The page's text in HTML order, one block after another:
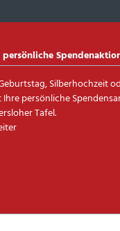
persönliche
Silberhochzeit
persönliche
Tafel.